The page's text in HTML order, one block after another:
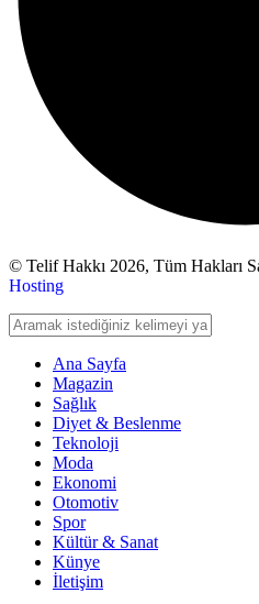
© Telif Hakkı 2026, Tüm Hakları
Hosting
Ana Sayfa
Magazin
Sağlık
Diyet & Beslenme
Teknoloji
Moda
Ekonomi
Otomotiv
Spor
Kültür & Sanat
Künye
İletişim